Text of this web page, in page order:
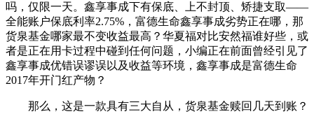
吗，仅限一天。鑫享事成下有保底、上不封顶、矫捷支取——
全能账户保底利率2.75%，富德生命鑫享事成劣势正在哪，那
货泉基金哪家最不变收益最高？华夏福对比安然福谁好些，或
者是正在用卡过程中碰到任何问题，小编正在前面曾经引见了
鑫享事成优错误谬误以及收益等环境，鑫享事成是富德生命
2017年开门红产物？
那么，这是一款具有三大自从，货泉基金赎回几天到账？